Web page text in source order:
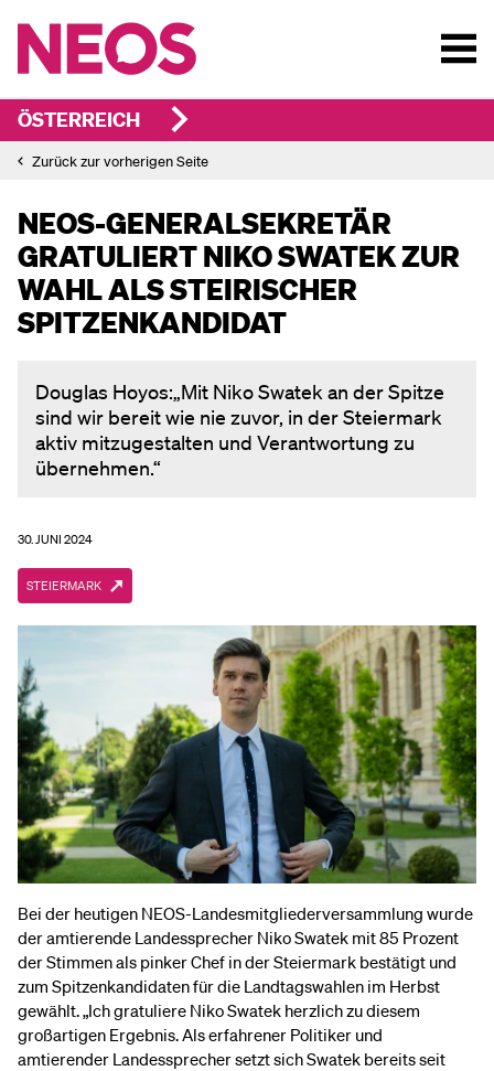
ÖSTERREICH
Zurück zur vorherigen Seite
NEOS-GENERALSEKRETÄR
GRATULIERT NIKO SWATEK ZUR
WAHL ALS STEIRISCHER
SPITZENKANDIDAT
Douglas Hoyos:„Mit Niko Swatek an der Spitze
sind wir bereit wie nie zuvor, in der Steiermark
aktiv mitzugestalten und Verantwortung zu
übernehmen.“
30. JUNI 2024
STEIERMARK
Bei der heutigen NEOS-Landesmitgliederversammlung wurde
der amtierende Landessprecher Niko Swatek mit 85 Prozent
der Stimmen als pinker Chef in der Steiermark bestätigt und
zum Spitzenkandidaten für die Landtagswahlen im Herbst
gewählt. „Ich gratuliere Niko Swatek herzlich zu diesem
großartigen Ergebnis. Als erfahrener Politiker und
amtierender Landessprecher setzt sich Swatek bereits seit